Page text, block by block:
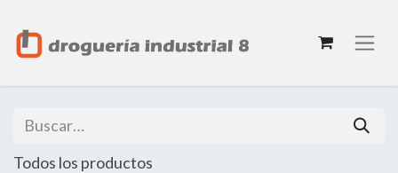
Todos los productos